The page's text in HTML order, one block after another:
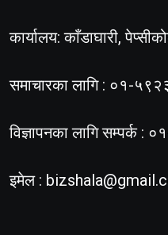
कार्यालय: काँडाघारी,
समाचारका लागि : ०१-
विज्ञापनका लागि
इमेल :